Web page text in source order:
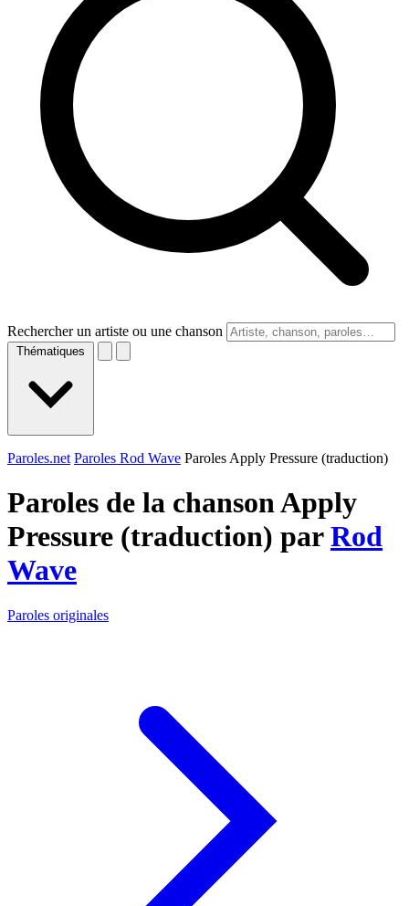
Rechercher un artiste ou une chanson
Thématiques
Paroles.net Paroles Rod Wave Paroles Apply Pressure (traduction)
Paroles de la chanson Apply
Pressure (traduction) parRod
Wave
Paroles originales